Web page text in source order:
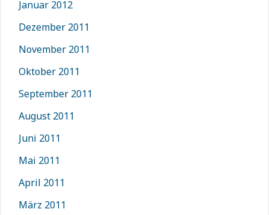
Januar 2012
Dezember 2011
November 2011
Oktober 2011
September 2011
August 2011
Juni 2011
Mai 2011
April 2011
März 2011